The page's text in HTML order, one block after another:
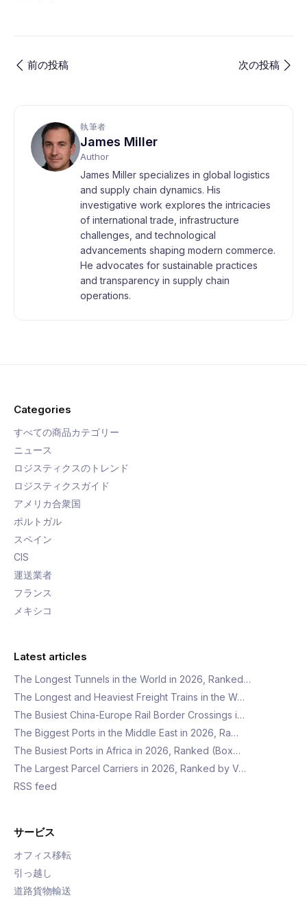
前の投稿 次の投稿
執筆者
James Miller
Author
James Miller specializes in global logistics
and supply chain dynamics. His
investigative work explores the intricacies
of international trade, infrastructure
challenges, and technological
advancements shaping modern commerce.
He advocates for sustainable practices
and transparency in supply chain
operations.
Categories
すべての商品カテゴリー
ニュース
ロジスティクスのトレンド
ロジスティクスガイド
アメリカ合衆国
ポルトガル
スペイン
CIS
運送業者
フランス
メキシコ
Latest articles
The Longest Tunnels in the World in 2026, Ranked…
The Longest and Heaviest Freight Trains in the W…
The Busiest China-Europe Rail Border Crossings i…
The Biggest Ports in the Middle East in 2026, Ra…
The Busiest Ports in Africa in 2026, Ranked (Box…
The Largest Parcel Carriers in 2026, Ranked by V…
RSS feed
サービス
オフィス移転
引っ越し
道路貨物輸送